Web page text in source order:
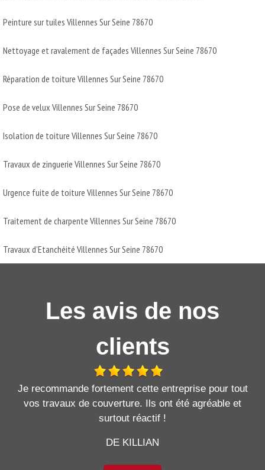
Peinture sur tuiles Villennes Sur Seine 78670
Nettoyage et ravalement de façades Villennes Sur Seine 78670
Réparation de toiture Villennes Sur Seine 78670
Pose de velux Villennes Sur Seine 78670
Isolation de toiture Villennes Sur Seine 78670
Travaux de zinguerie Villennes Sur Seine 78670
Urgence fuite de toiture Villennes Sur Seine 78670
Traitement de charpente Villennes Sur Seine 78670
Travaux d'Etanchéité Villennes Sur Seine 78670
Les avis de nos
clients
Je recommande fortement cette entreprise pour tout
vos travaux de couverture. Ils ont été agréable et
surtout réactif !
DE KILLIAN